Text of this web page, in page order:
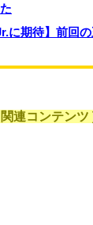
に期待】前回
連コンテンツ